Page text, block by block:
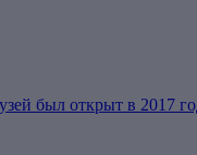
был открыт в 2017